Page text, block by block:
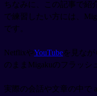
ちなみに、この記事で紹
で練習したい方には、
です。
NetflixやYouTubeを見な
のままMigakuのフラッシ
実際の会話や文章の中で